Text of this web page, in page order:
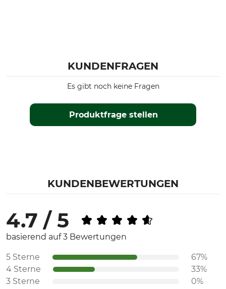
KUNDENFRAGEN
Produktfrage stellen
Es gibt noch keine Fragen
KUNDENBEWERTUNGEN
4.7 / 5
basierend auf 3 Bewertungen
5 Sterne
67%
4 Sterne
33%
3 Sterne
0%